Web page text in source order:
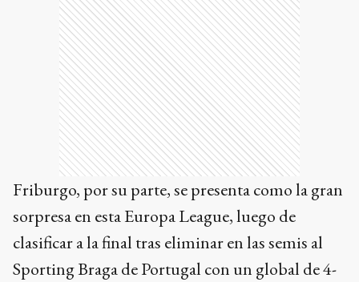
Friburgo, por su parte, se presenta como la gran
sorpresa en esta Europa League, luego de
clasificar a la final tras eliminar en las semis al
Sporting Braga de Portugal con un global de 4-